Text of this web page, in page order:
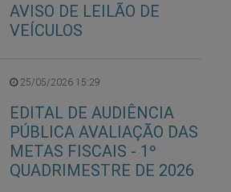
AVISO DE LEILÃO DE
VEÍCULOS
25/05/2026 15:29
EDITAL DE AUDIÊNCIA
PÚBLICA AVALIAÇÃO DAS
METAS FISCAIS - 1º
QUADRIMESTRE DE 2026